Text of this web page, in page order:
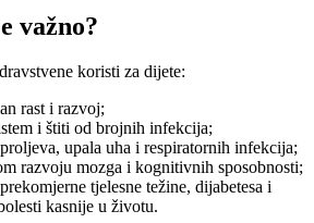
važno?
koristi za dijete:
rast i razvoj;
i štiti od brojnih infekcija;
upala uha i respiratornih infekcija;
razvoju mozga i kognitivnih sposobnosti;
tjelesne težine, dijabetesa i
kasnije u životu.